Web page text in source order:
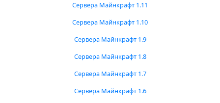
Сервера Майнкрафт 1.11
Сервера Майнкрафт 1.10
Сервера Майнкрафт 1.9
Сервера Майнкрафт 1.8
Сервера Майнкрафт 1.7
Сервера Майнкрафт 1.6